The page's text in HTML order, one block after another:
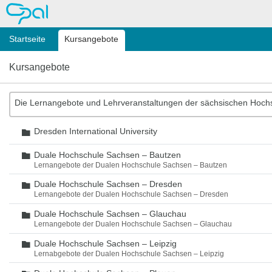
OPAL
Startseite Kursangebote
Kursangebote
Die Lernangebote und Lehrveranstaltungen der sächsischen
Ordner
Dresden International University
Ordner
Duale Hochschule Sachsen – Bautzen
Lernangebote der Dualen Hochschule Sachsen – Bautzen
Ordner
Duale Hochschule Sachsen – Dresden
Lernangebote der Dualen Hochschule Sachsen – Dresden
Ordner
Duale Hochschule Sachsen – Glauchau
Lernangebote der Dualen Hochschule Sachsen – Glauchau
Ordner
Duale Hochschule Sachsen – Leipzig
Lernabgebote der Dualen Hochschule Sachsen – Leipzig